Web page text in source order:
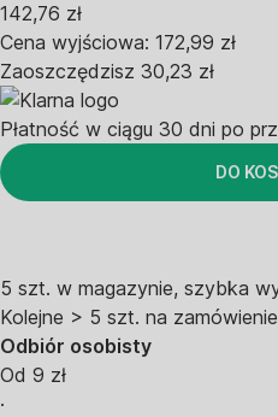
142,76 zł
Cena wyjściowa: 172,99 zł
Zaoszczędzisz 30,23 zł
Płatność w ciągu 30 dni po
DO
5 szt. w magazynie, szybka
Kolejne > 5 szt. na zamówienie
Odbiór osobisty
Od 9 zł
·